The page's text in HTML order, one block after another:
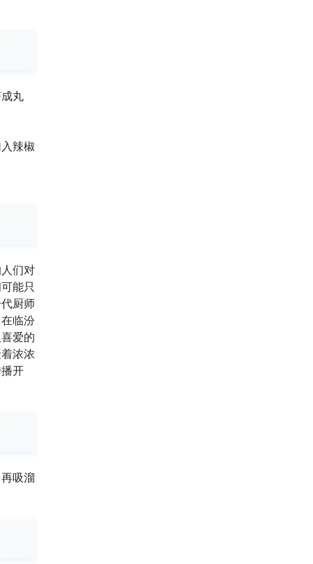
丸
辣椒
们对
能只
厨师
临汾
爱的
浓浓
开
吸溜